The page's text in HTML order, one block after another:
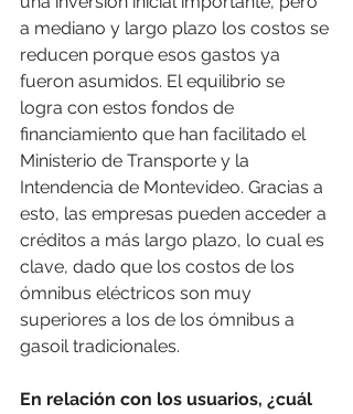
a mediano y largo plazo los costos se
reducen porque esos gastos ya
fueron asumidos. El equilibrio se
logra con estos fondos de
financiamiento que han facilitado el
Ministerio de Transporte y la
Intendencia de Montevideo. Gracias a
esto, las empresas pueden acceder a
créditos a más largo plazo, lo cual es
clave, dado que los costos de los
ómnibus eléctricos son muy
superiores a los de los ómnibus a
gasoil tradicionales.
En relación con los usuarios, ¿cuál